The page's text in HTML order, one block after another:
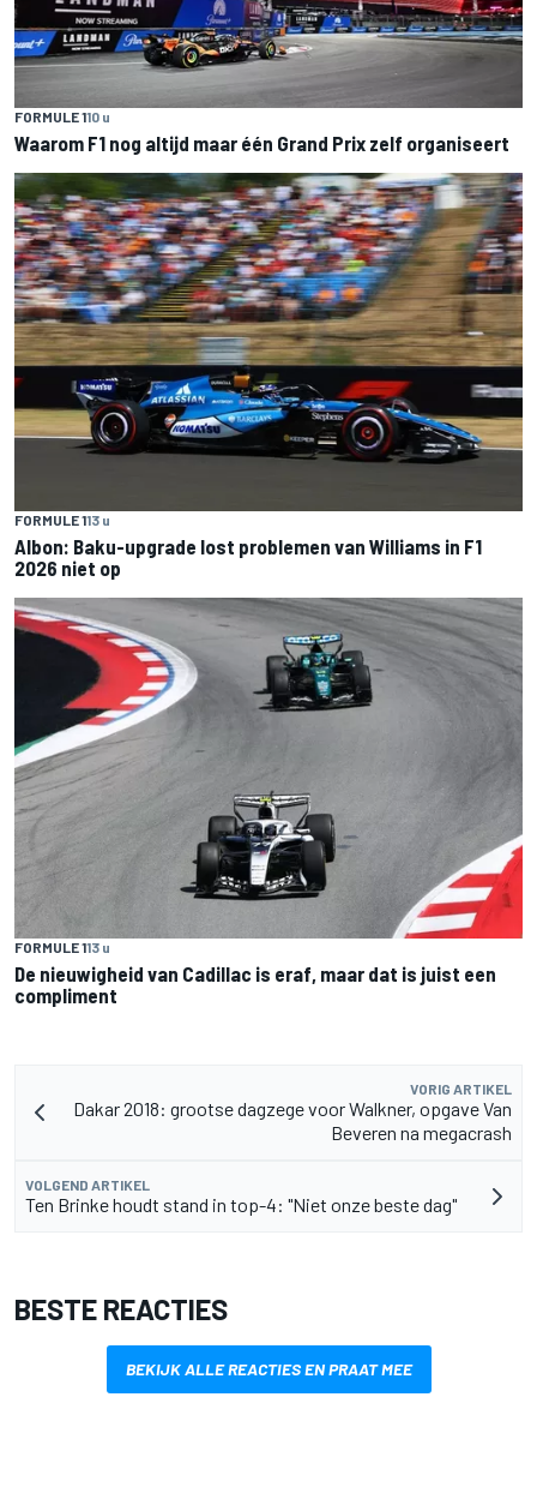
FORMULE 110 u
Waarom F1 nog altijd maar één Grand Prix zelf organiseert
FORMULE 113 u
Albon: Baku-upgrade lost problemen van Williams in F1
2026 niet op
FORMULE 113 u
De nieuwigheid van Cadillac is eraf, maar dat is juist een
compliment
VORIG ARTIKEL
Dakar 2018: grootse dagzege voor Walkner, opgave Van
Beveren na megacrash
VOLGEND ARTIKEL
Ten Brinke houdt stand in top-4: "Niet onze beste dag"
BESTE REACTIES
BEKIJK ALLE REACTIES EN PRAAT MEE